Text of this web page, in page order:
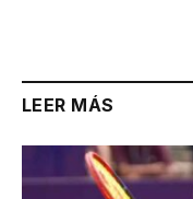
LEER MÁS